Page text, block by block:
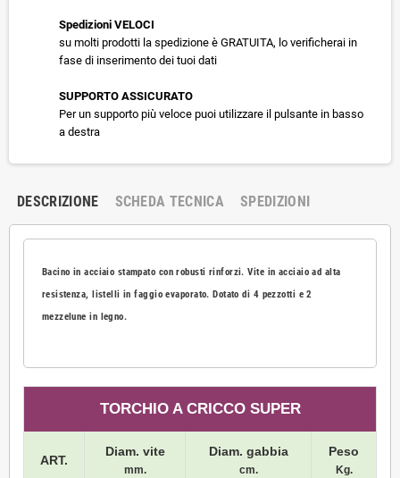
Spedizioni VELOCI
su molti prodotti la spedizione è GRATUITA, lo verificherai in
fase di inserimento dei tuoi dati
SUPPORTO ASSICURATO
Per un supporto più veloce puoi utilizzare il pulsante in basso
a destra
DESCRIZIONE SCHEDA TECNICA SPEDIZIONI
Bacino in acciaio stampato con robusti rinforzi. Vite in acciaio ad alta
resistenza, listelli in faggio evaporato. Dotato di 4 pezzotti e 2
mezzelune in legno.
TORCHIO A CRICCO SUPER
ART.
Diam. vite
mm.
Diam. gabbia
cm.
Peso
Kg.